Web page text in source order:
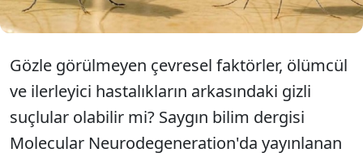
Gözle görülmeyen çevresel faktörler, ölümcül
ve ilerleyici hastalıkların arkasındaki gizli
suçlular olabilir mi? Saygın bilim dergisi
Molecular Neurodegeneration'da yayınlanan